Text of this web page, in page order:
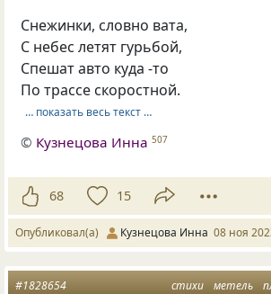
Снежинки, словно вата,
С небес летят гурьбой,
Спешат авто куда -то
По трассе скоростной.
… показать весь текст …
© Кузнецова Инна 507
68 15
Опубликовал(а) Кузнецова Инна 08 ноя
стихи метель
#1828654